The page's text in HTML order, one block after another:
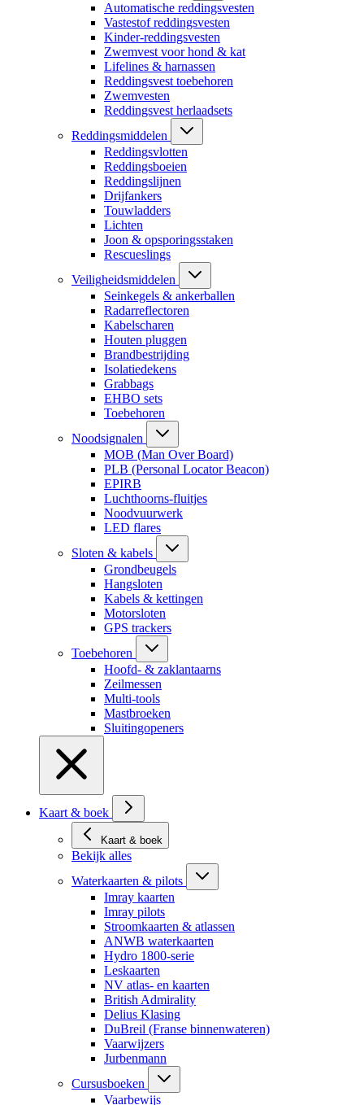
Automatische reddingsvesten
Vastestof reddingsvesten
Kinder-reddingsvesten
Zwemvest voor hond & kat
Lifelines & harnassen
Reddingsvest toebehoren
Zwemvesten
Reddingsvest herlaadsets
Reddingsmiddelen
Reddingsvlotten
Reddingsboeien
Reddingslijnen
Drijfankers
Touwladders
Lichten
Joon & opsporingsstaken
Rescueslings
Veiligheidsmiddelen
Seinkegels & ankerballen
Radarreflectoren
Kabelscharen
Houten pluggen
Brandbestrijding
Isolatiedekens
Grabbags
EHBO sets
Toebehoren
Noodsignalen
MOB (Man Over Board)
PLB (Personal Locator Beacon)
EPIRB
Luchthoorns-fluitjes
Noodvuurwerk
LED flares
Sloten & kabels
Grondbeugels
Hangsloten
Kabels & kettingen
Motorsloten
GPS trackers
Toebehoren
Hoofd- & zaklantaarns
Zeilmessen
Multi-tools
Mastbroeken
Sluitingopeners
Kaart & boek
Kaart & boek
Bekijk alles
Waterkaarten & pilots
Imray kaarten
Imray pilots
Stroomkaarten & atlassen
ANWB waterkaarten
Hydro 1800-serie
Leskaarten
NV atlas- en kaarten
British Admirality
Delius Klasing
DuBreil (Franse binnenwateren)
Vaarwijzers
Jurbenmann
Cursusboeken
Vaarbewijs